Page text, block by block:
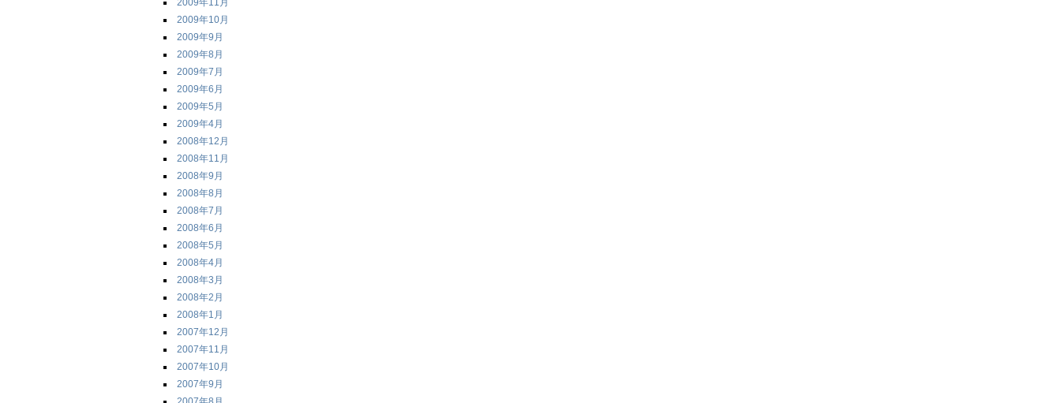
2009年11月
2009年10月
2009年9月
2009年8月
2009年7月
2009年6月
2009年5月
2009年4月
2008年12月
2008年11月
2008年9月
2008年8月
2008年7月
2008年6月
2008年5月
2008年4月
2008年3月
2008年2月
2008年1月
2007年12月
2007年11月
2007年10月
2007年9月